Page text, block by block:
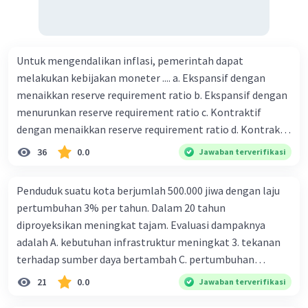
Untuk mengendalikan inflasi, pemerintah dapat
melakukan kebijakan moneter .... a. Ekspansif dengan
menaikkan reserve requirement ratio b. Ekspansif dengan
menurunkan reserve requirement ratio c. Kontraktif
dengan menaikkan reserve requirement ratio d. Kontraktif
dengan menurunkan reserve requirement ratio e.
Ekspansif dengan menaikkan tingkat diskonto Bila Bank
ceteris paribus maka .... a. Menimbulkan inflasi di mana
bentuk kurva jumlah uang beredar (penawaran uang) naik
dari kiri bawah ke kanan atas b. Menimbulkan deflasi di
mana bentuk kurva jumlah uang beredar (penawaran
uang) naik dari kiri bawah ke kanan atas c. Tingkat bunga
meningkat di mana bentuk kurva jumlah uang beredar
36 0.0 Jawaban terverifikasi
Penduduk suatu kota berjumlah 500.000 jiwa dengan laju
pertumbuhan 3% per tahun. Dalam 20 tahun
diproyeksikan meningkat tajam. Evaluasi dampaknya
adalah A. kebutuhan infrastruktur meningkat 3. tekanan
terhadap sumber daya bertambah C. pertumbuhan
eksponensial berdampak jangka panjang D. tidak
memengaruhi tata ruang E. proyeksi penduduk penting
21 0.0 Jawaban terverifikasi